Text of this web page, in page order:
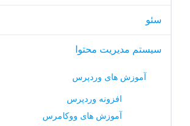
سئو
سیستم مدیریت محتوا
آموزش های وردپرس
افزونه وردپرس
آموزش های ووکامرس